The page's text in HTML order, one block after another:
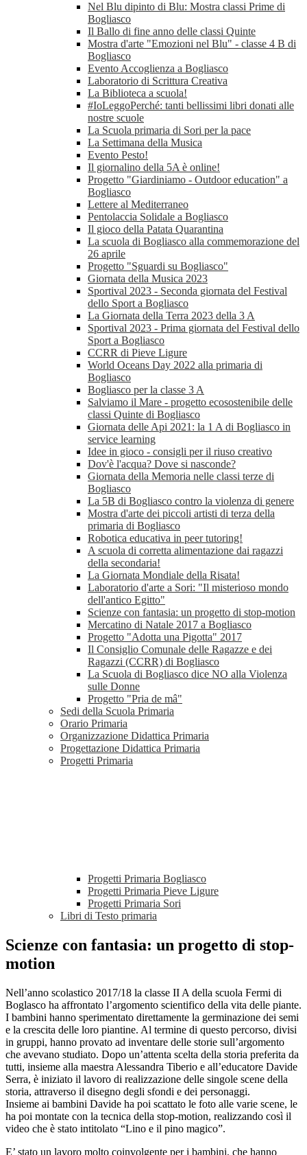
Nel Blu dipinto di Blu: Mostra classi Prime di
Bogliasco
Il Ballo di fine anno delle classi Quinte
Mostra d'arte "Emozioni nel Blu" - classe 4 B di
Bogliasco
Evento Accoglienza a Bogliasco
Laboratorio di Scrittura Creativa
La Biblioteca a scuola!
#IoLeggoPerché: tanti bellissimi libri donati alle
nostre scuole
La Scuola primaria di Sori per la pace
La Settimana della Musica
Evento Pesto!
Il giornalino della 5A è online!
Progetto "Giardiniamo - Outdoor education" a
Bogliasco
Lettere al Mediterraneo
Pentolaccia Solidale a Bogliasco
Il gioco della Patata Quarantina
La scuola di Bogliasco alla commemorazione del
26 aprile
Progetto "Sguardi su Bogliasco"
Giornata della Musica 2023
Sportival 2023 - Seconda giornata del Festival
dello Sport a Bogliasco
La Giornata della Terra 2023 della 3 A
Sportival 2023 - Prima giornata del Festival dello
Sport a Bogliasco
CCRR di Pieve Ligure
World Oceans Day 2022 alla primaria di
Bogliasco
Bogliasco per la classe 3 A
Salviamo il Mare - progetto ecosostenibile delle
classi Quinte di Bogliasco
Giornata delle Api 2021: la 1 A di Bogliasco in
service learning
Idee in gioco - consigli per il riuso creativo
Dov'è l'acqua? Dove si nasconde?
Giornata della Memoria nelle classi terze di
Bogliasco
La 5B di Bogliasco contro la violenza di genere
Mostra d'arte dei piccoli artisti di terza della
primaria di Bogliasco
Robotica educativa in peer tutoring!
A scuola di corretta alimentazione dai ragazzi
della secondaria!
La Giornata Mondiale della Risata!
Laboratorio d'arte a Sori: "Il misterioso mondo
dell'antico Egitto"
Scienze con fantasia: un progetto di stop-motion
Mercatino di Natale 2017 a Bogliasco
Progetto "Adotta una Pigotta" 2017
Il Consiglio Comunale delle Ragazze e dei
Ragazzi (CCRR) di Bogliasco
La Scuola di Bogliasco dice NO alla Violenza
sulle Donne
Progetto "Pria de mâ"
Sedi della Scuola Primaria
Orario Primaria
Organizzazione Didattica Primaria
Progettazione Didattica Primaria
Progetti Primaria
Progetti Primaria Bogliasco
Progetti Primaria Pieve Ligure
Progetti Primaria Sori
Libri di Testo primaria
Scienze con fantasia: un progetto di stop-
motion
Nell’anno scolastico 2017/18 la classe II A della scuola Fermi di
Boglasco ha affrontato l’argomento scientifico della vita delle piante.
I bambini hanno sperimentato direttamente la germinazione dei semi
e la crescita delle loro piantine. Al termine di questo percorso, divisi
in gruppi, hanno provato ad inventare delle storie sull’argomento
che avevano studiato. Dopo un’attenta scelta della storia preferita da
tutti, insieme alla maestra Alessandra Tiberio e all’educatore Davide
Serra, è iniziato il lavoro di realizzazione delle singole scene della
storia, attraverso il disegno degli sfondi e dei personaggi.
Insieme ai bambini Davide ha poi scattato le foto alle varie scene, le
ha poi montate con la tecnica della stop-motion, realizzando così il
video che è stato intitolato “Lino e il pino magico”.
E’ stato un lavoro molto coinvolgente per i bambini, che hanno